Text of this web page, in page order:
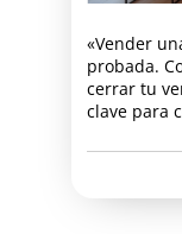
«Vender
probada.
cerrar tu
clave para